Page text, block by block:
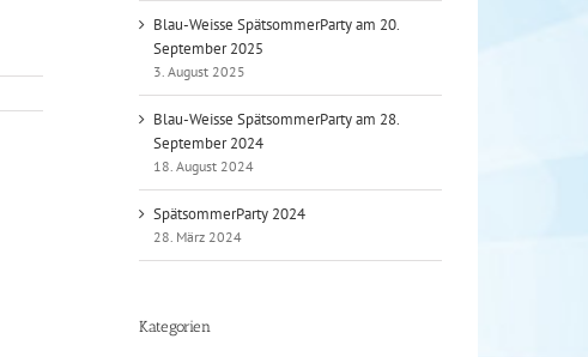
Blau-Weisse SpätsommerParty am 20.
September 2025
3. August 2025
Blau-Weisse SpätsommerParty am 28.
September 2024
18. August 2024
SpätsommerParty 2024
28. März 2024
Kategorien